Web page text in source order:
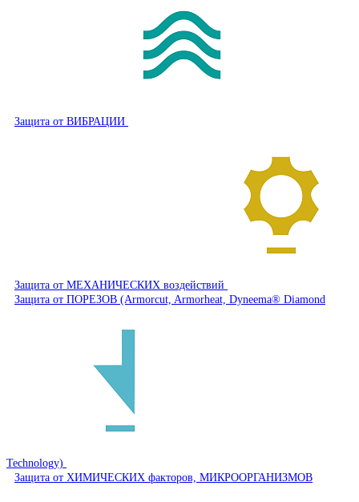
Защита от ВИБРАЦИИ
Защита от МЕХАНИЧЕСКИХ воздействий
Защита от ПОРЕЗОВ (Armorcut, Armorheat, Dyneema® Diamond
Technology)
Защита от ХИМИЧЕСКИХ факторов, МИКРООРГАНИЗМОВ